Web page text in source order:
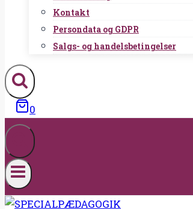
Kontakt
Persondata og GDPR
Salgs- og handelsbetingelser
0